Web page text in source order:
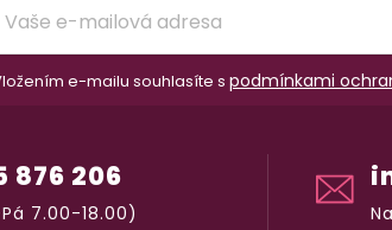
e-mailu souhlasíte s podmínkami
876 206
7.00-18.00)